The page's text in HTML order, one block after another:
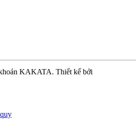
KAKATA. Thiết kế bởi